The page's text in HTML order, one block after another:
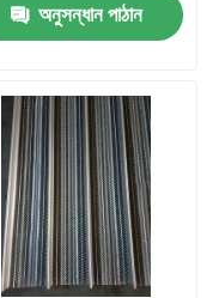
অনুসন্ধান পাঠান